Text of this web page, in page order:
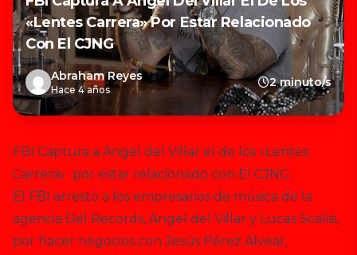
«Lentes Carrera» Por Estar Relacionado
Con El CJNG
Abraham Reyes
Hace 4 años
2 minuto/s
FBI Captura a Ángel del Villar el de los «Lentes
Carrera» por estar relacionado con El CJNG
El FBI arrestó a los empresarios de música de la
agencia Del Records, Ángel del Villar y Lucas Scalisi,
por hacer negocios con Jesús Pérez Alvear,